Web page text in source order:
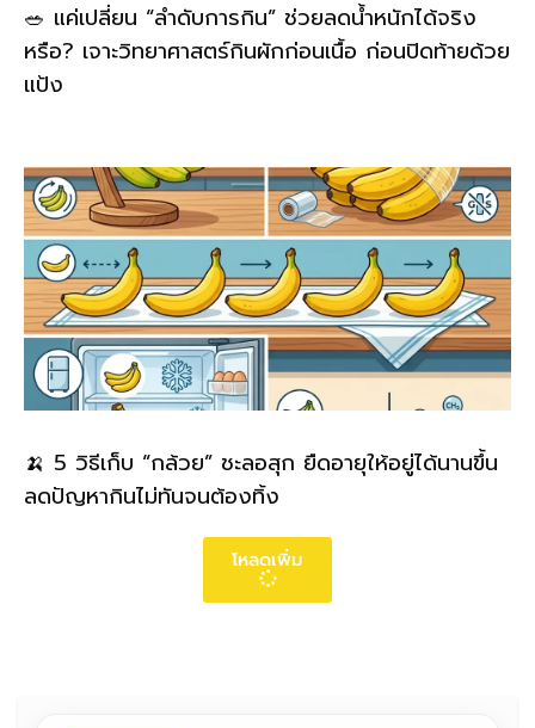
🥗 แค่เปลี่ยน “ลำดับการกิน” ช่วยลดน้ำหนักได้จริง
หรือ? เจาะวิทยาศาสตร์กินผักก่อนเนื้อ ก่อนปิดท้ายด้วย
แป้ง
🍌 5 วิธีเก็บ “กล้วย” ชะลอสุก ยืดอายุให้อยู่ได้นานขึ้น
ลดปัญหากินไม่ทันจนต้องทิ้ง
โหลดเพิ่ม